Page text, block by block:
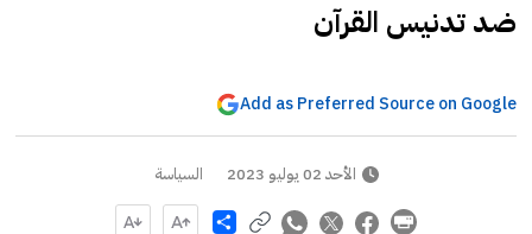
ضد تدنيس القرآن
Add as Preferred Source on Google
الأحد 02 يوليو 2023 السياسة
Share